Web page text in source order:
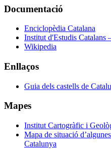
Documentació
Enciclopèdia Catalana
Institut d'Estudis Catalans
Wikipedia
Enllaços
Guia dels castells de
Mapes
Institut Cartogràfic i
Mapa de situació
Catalunya